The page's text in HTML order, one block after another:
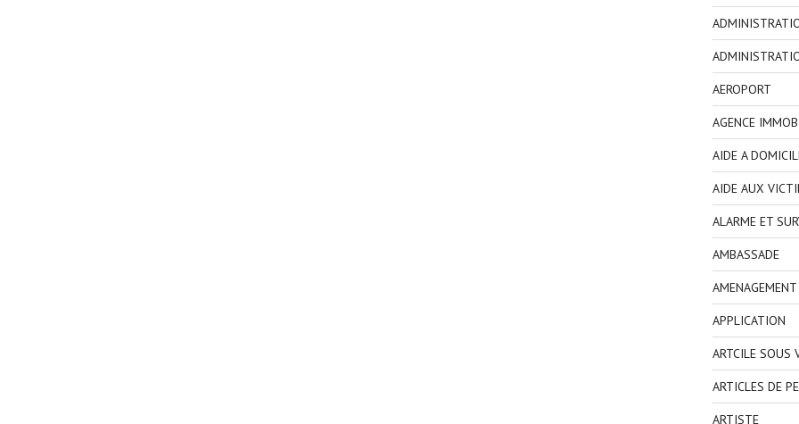
AEROPORT
AGENCE
AIDE A
AIDE AUX
ALARME ET
AMBASSADE
APPLICATION
ARTCILE SOUS
ARTICLES DE
ARTISTE